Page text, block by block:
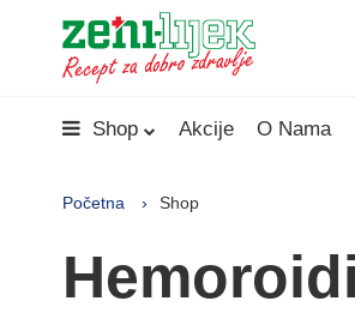
Shop Akcije O Nama
Početna Shop
Hemoroidi